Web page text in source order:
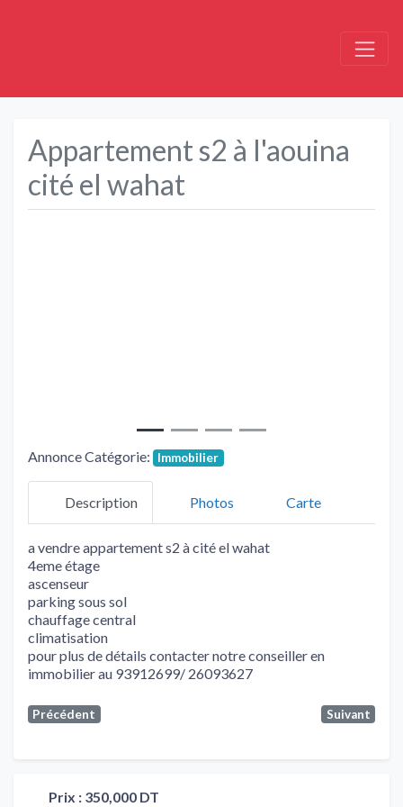
Appartement s2 à l'aouina
cité el wahat
Annonce Catégorie: Immobilier
Description Photos Carte
a vendre appartement s2 à cité el wahat
4eme étage
ascenseur
parking sous sol
chauffage central
climatisation
pour plus de détails contacter notre conseiller en
immobilier au 93912699/ 26093627
Précédent Suivant
Prix : 350,000 DT